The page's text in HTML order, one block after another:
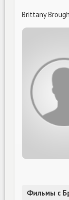
Brittany
Фильмы с